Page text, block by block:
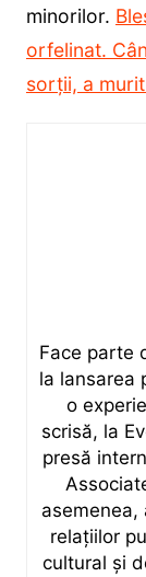
minorilor.
orfelinat.
sorții, a
Face parte
la lansarea
o
scrisă, la
presă
asemenea,
relațiilor
cultural și